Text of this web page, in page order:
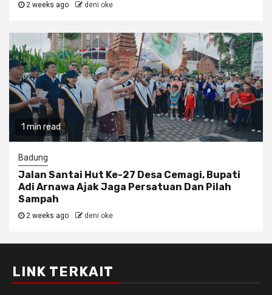
2 weeks ago deni oke
1 min read
Badung
Jalan Santai Hut Ke-27 Desa Cemagi, Bupati
Adi Arnawa Ajak Jaga Persatuan Dan Pilah
Sampah
2 weeks ago deni oke
LINK TERKAIT